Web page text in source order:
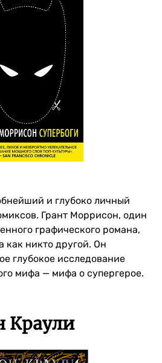
и глубоко личный
Грант Моррисон, один
графического романа,
как никто другой. Он
глубокое исследование
мифа — мифа о супергерое.
Краули